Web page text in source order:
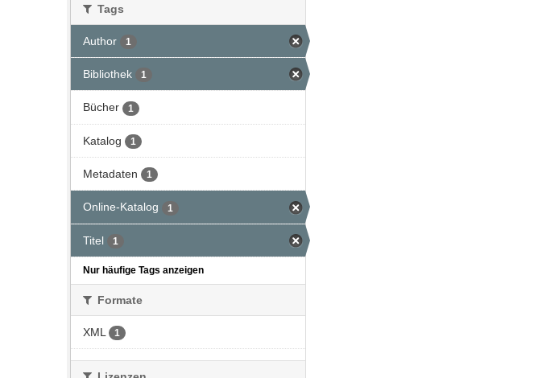
Tags
Author 1
Bibliothek 1
Bücher 1
Katalog 1
Metadaten 1
Online-Katalog 1
Titel 1
Nur häufige Tags anzeigen
Formate
XML 1